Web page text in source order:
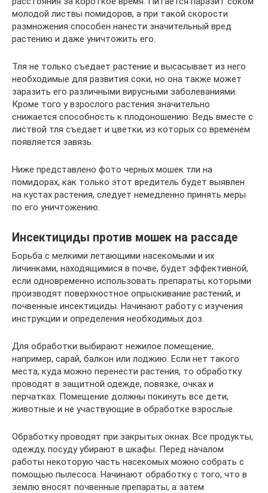
молодой листвы помидоров, а при такой скорости
размножения способен нанести значительный вред
растению и даже уничтожить его.
Тля не только съедает растение и высасывает из него
необходимые для развития соки, но она также может
заразить его различными вирусными заболеваниями.
Кроме того у взрослого растения значительно
снижается способность к плодоношению. Ведь вместе с
листвой тля съедает и цветки, из которых со временем
появляется завязь.
Ниже представлено фото черных мошек тли на
помидорах, как только этот вредитель будет выявлен
на кустах растения, следует немедленно принять меры
по его уничтожению.
Инсектициды против мошек на рассаде
Борьба с мелкими летающими насекомыми и их
личинками, находящимися в почве, будет эффективной,
если одновременно использовать препараты, которыми
производят поверхностное опрыскивание растений, и
почвенные инсектициды. Начинают работу с изучения
инструкции и определения необходимых доз.
Для обработки выбирают нежилое помещение,
например, сарай, балкон или лоджию. Если нет такого
места, куда можно перенести растения, то обработку
проводят в защитной одежде, повязке, очках и
перчатках. Помещение должны покинуть все дети,
животные и не участвующие в обработке взрослые.
Обработку проводят при закрытых окнах. Все продукты,
одежду, посуду убирают в шкафы. Перед началом
работы некоторую часть насекомых можно собрать с
помощью пылесоса. Начинают обработку с того, что в
землю вносят почвенные препараты, а затем